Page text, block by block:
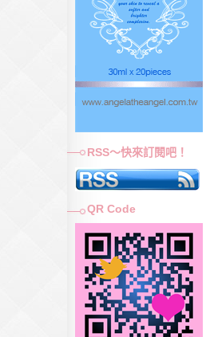
RSS～快來訂閱吧！
QR Code